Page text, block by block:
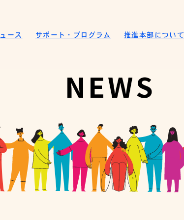
ース サポート・プログラム 推進本部について
NEWS